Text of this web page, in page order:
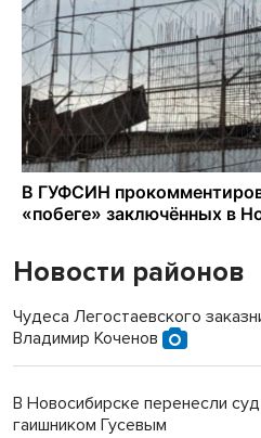
Новости районов
Чудеса Легостаевского
Владимир Коченов
В Новосибирске перенесли
гаишником Гусевым